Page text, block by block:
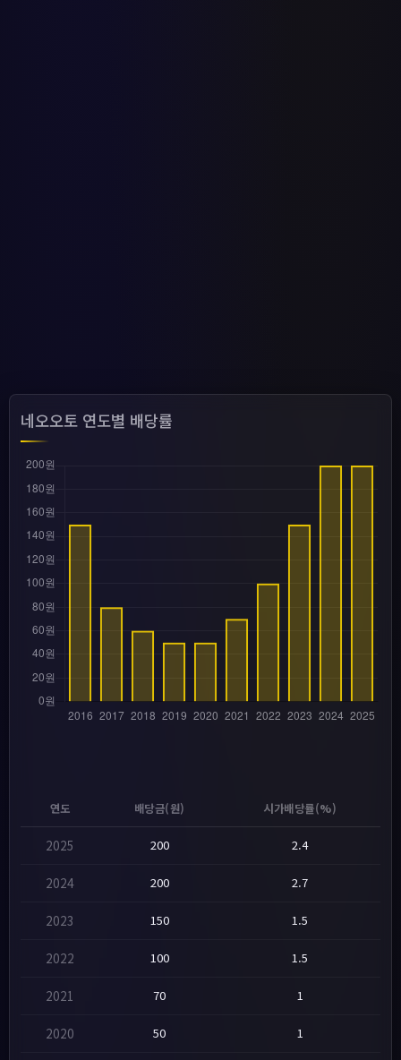
네오오토 연도별 배당률
연도 배당금(원) 시가배당률(%)
2025 200 2.4
2024 200 2.7
2023 150 1.5
2022 100 1.5
2021 70 1
2020 50 1